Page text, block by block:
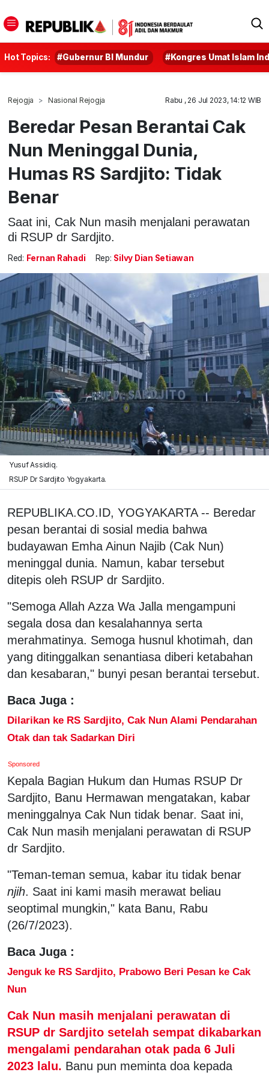
Hot Topics: #Gubernur BI Mundur #Kongres Umat Islam
Rejogja Nasional Rejogja Rabu , 26 Jul 2023, 14:12 WIB
Beredar Pesan Berantai Cak
Nun Meninggal Dunia,
Humas RS Sardjito: Tidak
Benar
Saat ini, Cak Nun masih menjalani perawatan
di RSUP dr Sardjito.
Red: Fernan Rahadi Rep: Silvy Dian Setiawan
Yusuf Assidiq.
RSUP Dr Sardjito Yogyakarta.
REPUBLIKA.CO.ID, YOGYAKARTA -- Beredar
pesan berantai di sosial media bahwa
budayawan Emha Ainun Najib (Cak Nun)
meninggal dunia. Namun, kabar tersebut
ditepis oleh RSUP dr Sardjito.
"Semoga Allah Azza Wa Jalla mengampuni
segala dosa dan kesalahannya serta
merahmatinya. Semoga husnul khotimah, dan
yang ditinggalkan senantiasa diberi ketabahan
dan kesabaran," bunyi pesan berantai tersebut.
Baca Juga :
Dilarikan ke RS Sardjito, Cak Nun Alami Pendarahan
Otak dan tak Sadarkan Diri
Sponsored
Kepala Bagian Hukum dan Humas RSUP Dr
Sardjito, Banu Hermawan mengatakan, kabar
meninggalnya Cak Nun tidak benar. Saat ini,
Cak Nun masih menjalani perawatan di RSUP
dr Sardjito.
"Teman-teman semua, kabar itu tidak benar
njih. Saat ini kami masih merawat beliau
seoptimal mungkin," kata Banu, Rabu
(26/7/2023).
Baca Juga :
Jenguk ke RS Sardjito, Prabowo Beri Pesan ke Cak
Nun
Cak Nun masih menjalani perawatan di
RSUP dr Sardjito setelah sempat dikabarkan
mengalami pendarahan otak pada 6 Juli
2023 lalu. Banu pun meminta doa kepada